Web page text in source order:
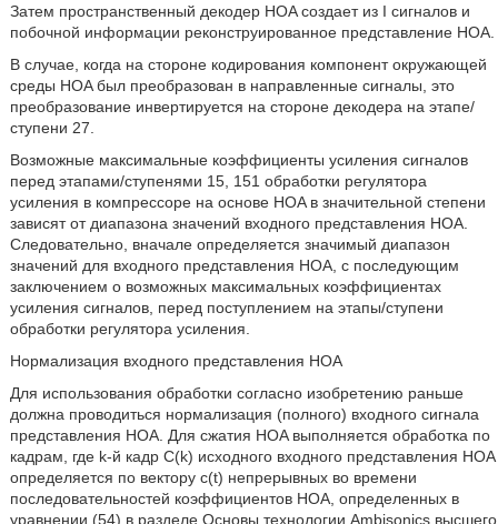
Затем пространственный декодер HOA создает из I сигналов и
побочной информации реконструированное представление HOA.
В случае, когда на стороне кодирования компонент окружающей
среды HOA был преобразован в направленные сигналы, это
преобразование инвертируется на стороне декодера на этапе/
ступени 27.
Возможные максимальные коэффициенты усиления сигналов
перед этапами/ступенями 15, 151 обработки регулятора
усиления в компрессоре на основе HOA в значительной степени
зависят от диапазона значений входного представления HOA.
Следовательно, вначале определяется значимый диапазон
значений для входного представления HOA, с последующим
заключением о возможных максимальных коэффициентах
усиления сигналов, перед поступлением на этапы/ступени
обработки регулятора усиления.
Нормализация входного представления HOA
Для использования обработки согласно изобретению раньше
должна проводиться нормализация (полного) входного сигнала
представления HOA. Для сжатия HOA выполняется обработка по
кадрам, где k-й кадр C(k) исходного входного представления HOA
определяется по вектору c(t) непрерывных во времени
последовательностей коэффициентов HOA, определенных в
уравнении (54) в разделе Основы технологии Ambisonics высшего